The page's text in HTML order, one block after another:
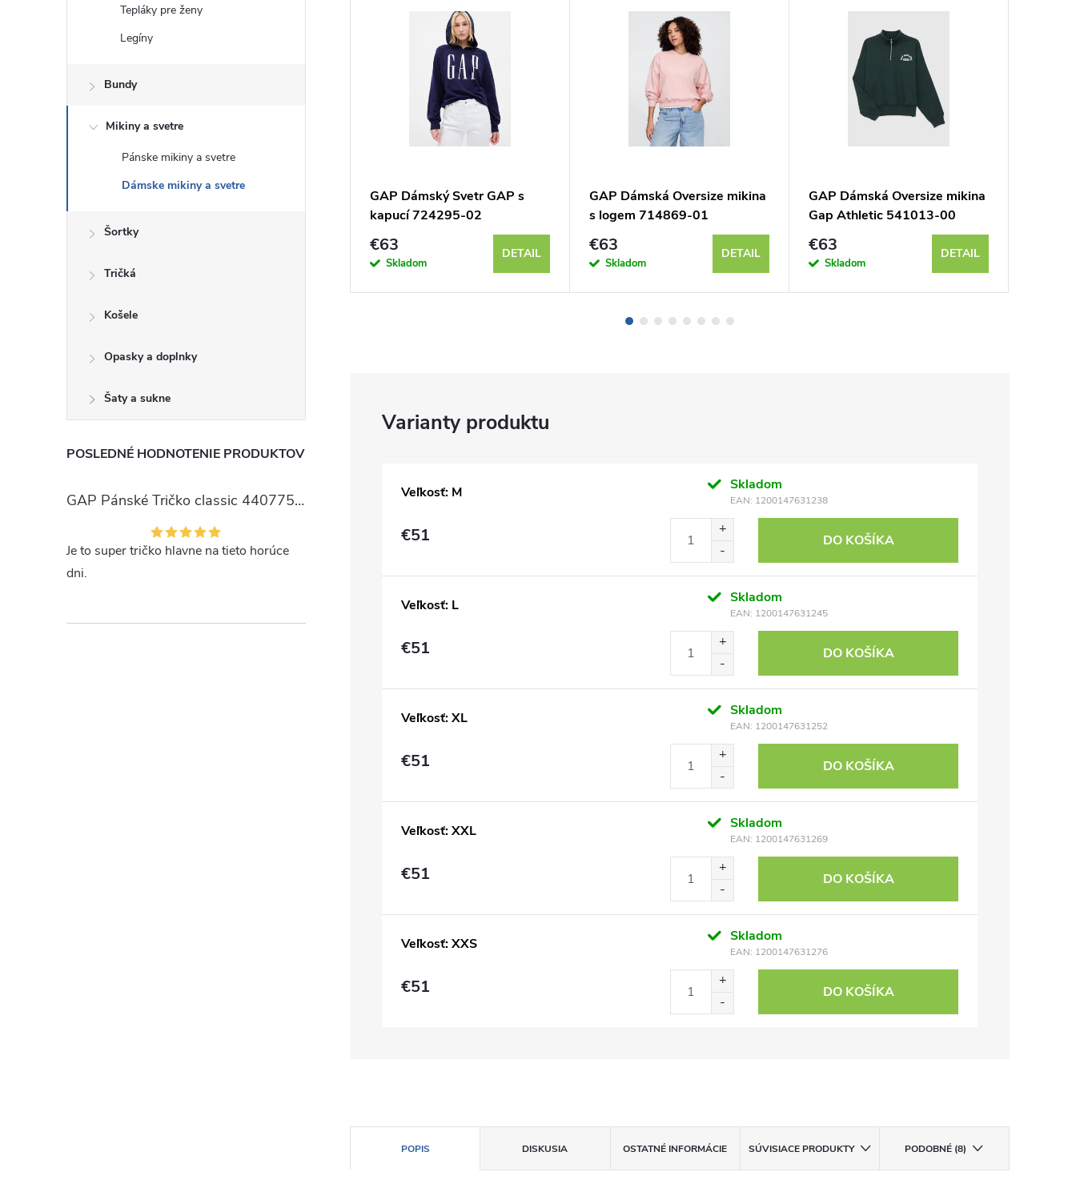
Tepláky pre ženy
Legíny
Bundy
Mikiny a svetre
Pánske mikiny a svetre
Dámske mikiny a svetre
Šortky
Tričká
Košele
Opasky a doplnky
Šaty a sukne
POSLEDNÉ HODNOTENIE PRODUKTOV
GAP Pánské Tričko classic 440775-00
Je to super tričko hlavne na tieto horúce
dni.
Veľkosť: M Skladom
EAN: 1200147631238
€51 DO KOŠÍKA
Veľkosť: L Skladom
EAN: 1200147631245
€51 DO KOŠÍKA
Veľkosť: XL Skladom
EAN: 1200147631252
€51 DO KOŠÍKA
Veľkosť: XXL Skladom
EAN: 1200147631269
€51 DO KOŠÍKA
Veľkosť: XXS Skladom
EAN: 1200147631276
€51 DO KOŠÍKA
POPIS DISKUSIA OSTATNÉ INFORMÁCIE SÚVISIACE PRODUKTY PODOBNÉ (8)
GAP Dámská Mikina Gap
GAP Dámský Svetr GAP s
kapucí 724295-02
€63
Skladom
DETAIL
GAP Dámská Oversize mikina
s logem 714869-01
€63
Skladom
DETAIL
GAP Dámská Oversize mikina
Gap Athletic 541013-00
€63
Skladom
DETAIL